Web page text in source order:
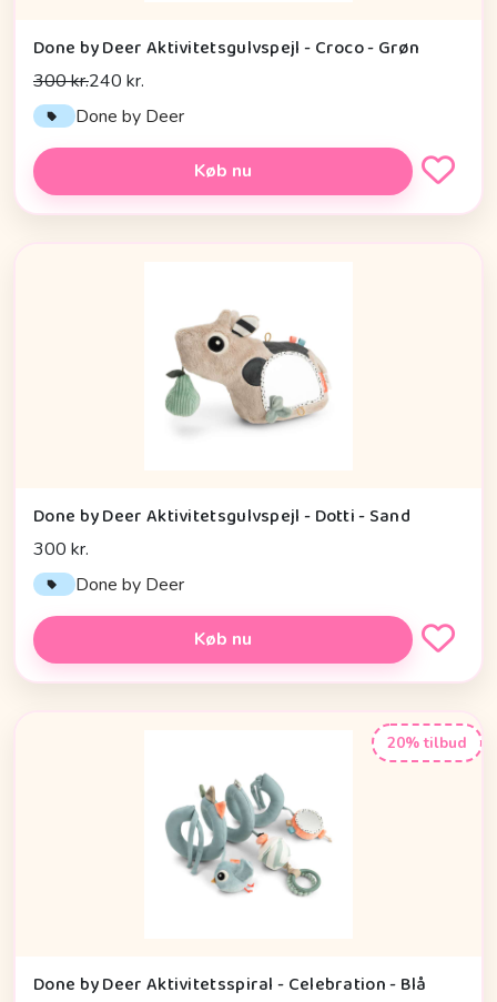
Done by Deer Aktivitetsgulvspejl - Croco - Grøn
300 kr.240 kr.
Done by Deer
Køb nu
Done by Deer Aktivitetsgulvspejl - Dotti - Sand
300 kr.
Done by Deer
Køb nu
20% tilbud
Done by Deer Aktivitetsspiral - Celebration - Blå